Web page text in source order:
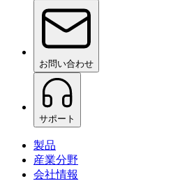
お問い合わせ
サポート
製品
産業分野
会社情報